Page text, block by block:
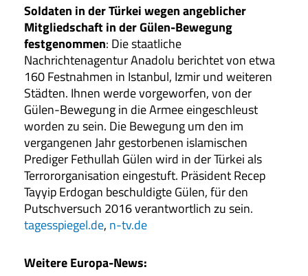
Soldaten in der Türkei wegen angeblicher
Mitgliedschaft in der Gülen-Bewegung
festgenommen: Die staatliche
Nachrichtenagentur Anadolu berichtet von etwa
160 Festnahmen in Istanbul, Izmir und weiteren
Städten. Ihnen werde vorgeworfen, von der
Gülen-Bewegung in die Armee eingeschleust
worden zu sein. Die Bewegung um den im
vergangenen Jahr gestorbenen islamischen
Prediger Fethullah Gülen wird in der Türkei als
Terrororganisation eingestuft. Präsident Recep
Tayyip Erdogan beschuldigte Gülen, für den
Putschversuch 2016 verantwortlich zu sein.
tagesspiegel.de, n-tv.de
Weitere Europa-News: